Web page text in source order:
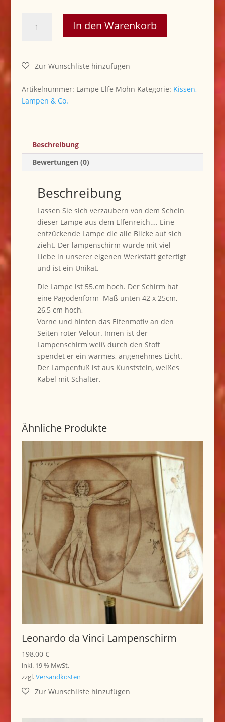
Lampe
In den Warenkorb
Artikelnummer: Lampe Elfe Mohn Kategorie: Kissen,
Lampen & Co.
Beschreibung
Bewertungen (0)
Beschreibung
Lassen Sie sich verzaubern von dem Schein
dieser Lampe aus dem Elfenreich…. Eine
entzückende Lampe die alle Blicke auf sich
zieht. Der lampenschirm wurde mit viel
Liebe in unserer eigenen Werkstatt gefertigt
und ist ein Unikat.
Die Lampe ist 55.cm hoch. Der Schirm hat
eine Pagodenform Maß unten 42 x 25cm,
26,5 cm hoch,
Vorne und hinten das Elfenmotiv an den
Seiten roter Velour. Innen ist der
Lampenschirm weiß durch den Stoff
spendet er ein warmes, angenehmes Licht.
Der Lampenfuß ist aus Kunststein, weißes
Kabel mit Schalter.
Ähnliche Produkte
Leonardo da Vinci Lampenschirm
198,00 €
inkl. 19 % MwSt.
zzgl.Versandkosten